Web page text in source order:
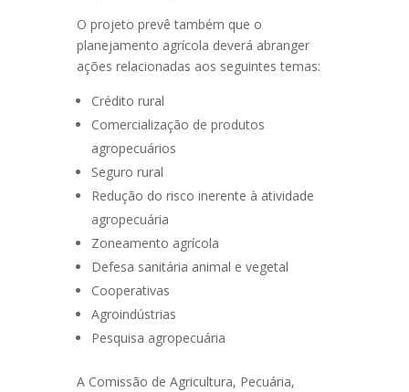
O projeto prevê também que o
planejamento agrícola deverá abranger
ações relacionadas aos seguintes temas:
Crédito rural
Comercialização de produtos
agropecuários
Seguro rural
Redução do risco inerente à atividade
agropecuária
Zoneamento agrícola
Defesa sanitária animal e vegetal
Cooperativas
Agroindústrias
Pesquisa agropecuária
A Comissão de Agricultura, Pecuária,